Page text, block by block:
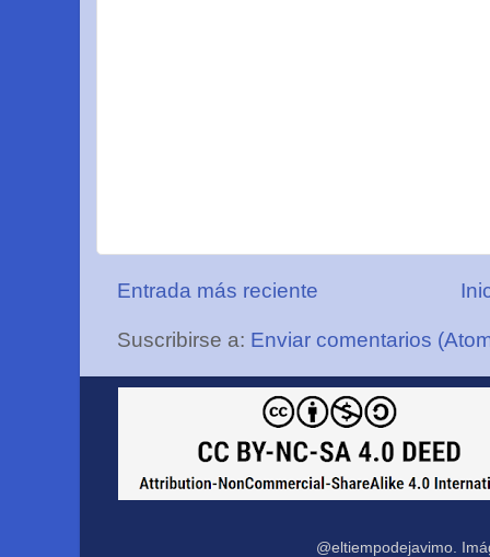
Entrada más reciente
Suscribirse a: Enviar comentarios
@eltiempodejavimo.